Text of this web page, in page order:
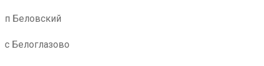
п Беловский
с Белоглазово